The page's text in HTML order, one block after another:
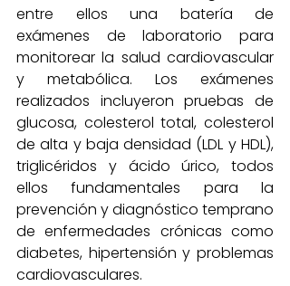
entre ellos una batería de
exámenes de laboratorio para
monitorear la salud cardiovascular
y metabólica. Los exámenes
realizados incluyeron pruebas de
glucosa, colesterol total, colesterol
de alta y baja densidad (LDL y HDL),
triglicéridos y ácido úrico, todos
ellos fundamentales para la
prevención y diagnóstico temprano
de enfermedades crónicas como
diabetes, hipertensión y problemas
cardiovasculares.